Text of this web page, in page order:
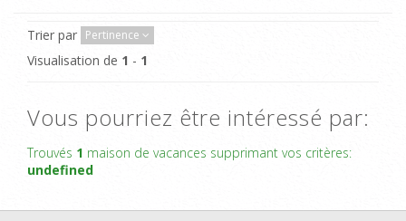
Trier par Pertinence
Visualisation de 1 - 1
Vous pourriez être intéressé par:
Trouvés 1 maison de vacances supprimant vos critères:
undefined